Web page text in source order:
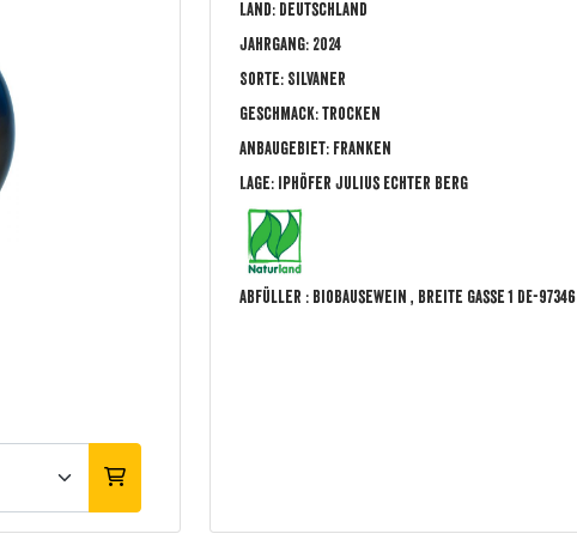
Land: Deutschland
Jahrgang: 2024
Sorte: Silvaner
Geschmack: trocken
Anbaugebiet: Franken
Lage: Iphöfer Julius Echter Berg
Abfüller : BioBausewein , Breite Gasse 1 DE-97346